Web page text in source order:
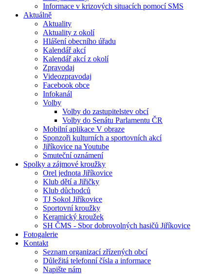
Informace v krizových situacích pomocí SMS
Aktuálně
Aktuality
Aktuality z okolí
Hlášení obecního úřadu
Kalendář akcí
Kalendář akcí z okolí
Zpravodaj
Videozpravodaj
Facebook obce
Infokanál
Volby
Volby do zastupitelstev obcí
Volby do Senátu Parlamentu ČR
Mobilní aplikace V obraze
Sponzoři kulturních a sportovních akcí
Jiříkovice na Youtube
Smuteční oznámení
Spolky a zájmové kroužky
Orel jednota Jiříkovice
Klub dětí a Jiřičky
Klub důchodců
TJ Sokol Jiříkovice
Sportovní kroužky
Keramický kroužek
SH ČMS - Sbor dobrovolných hasičů Jiříkovice
Fotogalerie
Kontakt
Seznam organizací zřízených obcí
Důležitá telefonní čísla a informace
Napište nám